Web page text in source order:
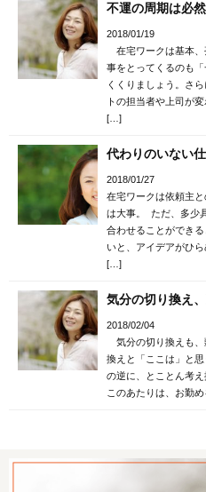
不運の周期は必
2018/01/19
在宅ワークは基本、
事をとってくるのも
くくりましょう。さ
トの担当者や上司が
[…]
代わりのいない
2018/01/27
在宅ワークは依頼主
は大事。 ただ、多少
合わせることができ
いと、アイデアがひ
[…]
気分の切り換え
2018/02/04
気分の切り換えも、
換えと「ここは」と
の逆に、とことん考え
このあたりは、お勤